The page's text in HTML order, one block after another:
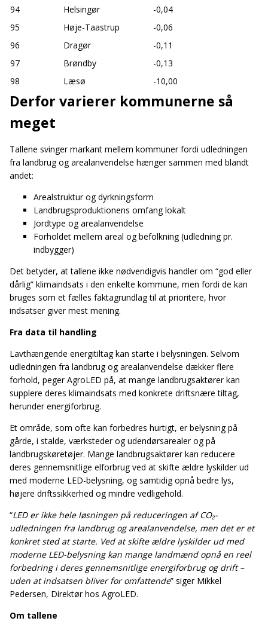
94
Helsingør
-0,04
95
Høje-Taastrup
-0,06
96
Dragør
-0,11
97
Brøndby
-0,13
98
Læsø -10,00
Derfor varierer kommunerne så
meget
Tallene svinger markant mellem kommuner fordi udledningen
fra landbrug og arealanvendelse hænger sammen med blandt
andet:
Arealstruktur og dyrkningsform
Landbrugsproduktionens omfang lokalt
Jordtype og arealanvendelse
Forholdet mellem areal og befolkning (udledning pr.
indbygger)
Det betyder, at tallene ikke nødvendigvis handler om “god eller
dårlig” klimaindsats i den enkelte kommune, men fordi de kan
bruges som et fælles faktagrundlag til at prioritere, hvor
indsatser giver mest mening.
Fra data til handling
Lavthængende energitiltag kan starte i belysningen. Selvom
udledningen fra landbrug og arealanvendelse dækker flere
forhold, peger AgroLED på, at mange landbrugsaktører kan
supplere deres klimaindsats med konkrete driftsnære tiltag,
herunder energiforbrug.
Et område, som ofte kan forbedres hurtigt, er belysning på
gårde, i stalde, værksteder og udendørsarealer og på
landbrugskøretøjer. Mange landbrugsaktører kan reducere
deres gennemsnitlige elforbrug ved at skifte ældre lyskilder ud
med moderne LED-belysning, og samtidig opnå bedre lys,
højere driftssikkerhed og mindre vedligehold.
“LED er ikke hele løsningen på reduceringen af CO₂-
udledningen fra landbrug og arealanvendelse, men det er et
konkret sted at starte. Ved at skifte ældre lyskilder ud med
moderne LED-belysning kan mange landmænd opnå en reel
forbedring i deres gennemsnitlige energiforbrug og drift –
uden at indsatsen bliver for omfattende” siger Mikkel
Pedersen, Direktør hos AgroLED.
Om tallene